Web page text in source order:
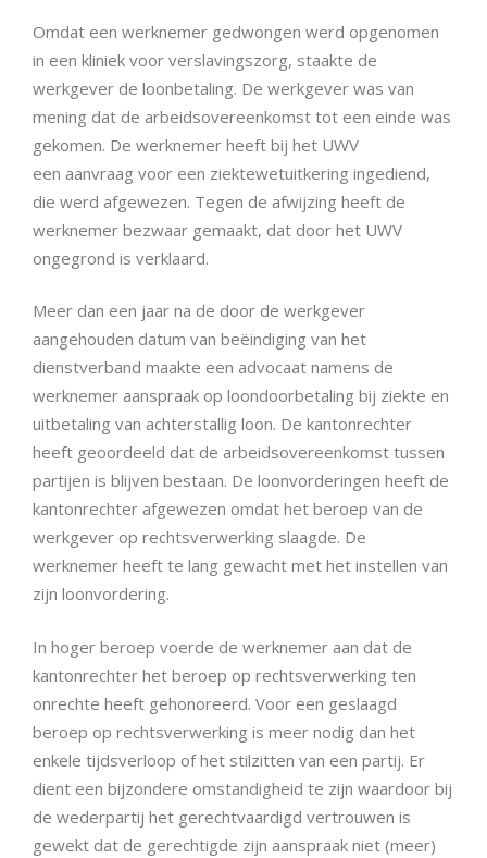
Omdat een werknemer gedwongen werd opgenomen
in een kliniek voor verslavingszorg, staakte de
werkgever de loonbetaling. De werkgever was van
mening dat de arbeidsovereenkomst tot een einde was
gekomen. De werknemer heeft bij het UWV
een aanvraag voor een ziektewetuitkering ingediend,
die werd afgewezen. Tegen de afwijzing heeft de
werknemer bezwaar gemaakt, dat door het UWV
ongegrond is verklaard.
Meer dan een jaar na de door de werkgever
aangehouden datum van beëindiging van het
dienstverband maakte een advocaat namens de
werknemer aanspraak op loondoorbetaling bij ziekte en
uitbetaling van achterstallig loon. De kantonrechter
heeft geoordeeld dat de arbeidsovereenkomst tussen
partijen is blijven bestaan. De loonvorderingen heeft de
kantonrechter afgewezen omdat het beroep van de
werkgever op rechtsverwerking slaagde. De
werknemer heeft te lang gewacht met het instellen van
zijn loonvordering.
In hoger beroep voerde de werknemer aan dat de
kantonrechter het beroep op rechtsverwerking ten
onrechte heeft gehonoreerd. Voor een geslaagd
beroep op rechtsverwerking is meer nodig dan het
enkele tijdsverloop of het stilzitten van een partij. Er
dient een bijzondere omstandigheid te zijn waardoor bij
de wederpartij het gerechtvaardigd vertrouwen is
gewekt dat de gerechtigde zijn aanspraak niet (meer)